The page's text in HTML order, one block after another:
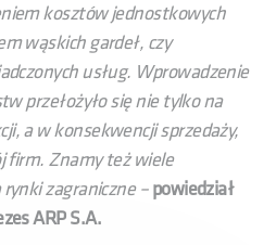
kosztów jednostkowych
wąskich gardeł, czy
usług. Wprowadzenie
przełożyło się nie tylko na
a w konsekwencji sprzedaży,
firm. Znamy też wiele
zagraniczne – powiedział
ARP S.A.